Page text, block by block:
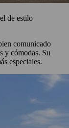
de estilo
comunicado
y cómodas. Su
especiales.